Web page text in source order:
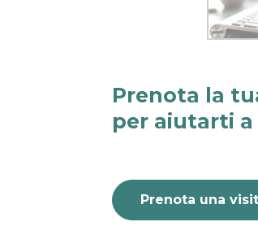
Prenota la
per aiutarti
Prenota una